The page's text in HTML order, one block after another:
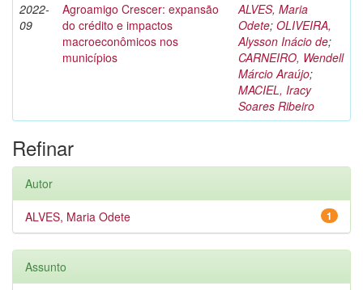
2022-
09
Agroamigo Crescer: expansão
do crédito e impactos
macroeconômicos nos
municípios
ALVES, Maria
Odete; OLIVEIRA,
Alysson Inácio de;
CARNEIRO, Wendell
Márcio Araújo;
MACIEL, Iracy
Soares Ribeiro
Refinar
Autor
1
ALVES, Maria Odete
Assunto